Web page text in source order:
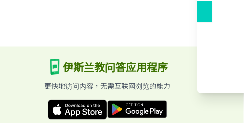
伊斯兰教问答应用程序
更快地访问内容，无需互联网浏览的能力